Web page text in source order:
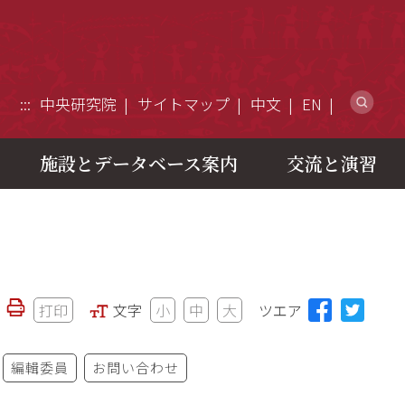
::: 中央研究院 サイトマップ 中文 EN
施設とデータベース案内 交流と演習
打印 文字 小 中 大 ツエア
編輯委員 お問い合わせ